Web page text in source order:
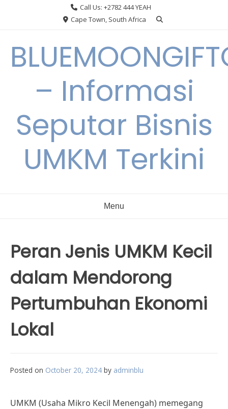
Call Us: +2782 444 YEAH
Cape Town, South Africa
– Informasi
Seputar Bisnis
UMKM Terkini
Menu
Peran Jenis UMKM Kecil
dalam Mendorong
Pertumbuhan Ekonomi
Lokal
Posted on October 20, 2024 by adminblu
UMKM (Usaha Mikro Kecil Menengah) memegang